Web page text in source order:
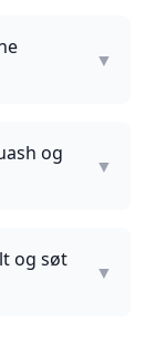
▼
og
▼
og søt
▼